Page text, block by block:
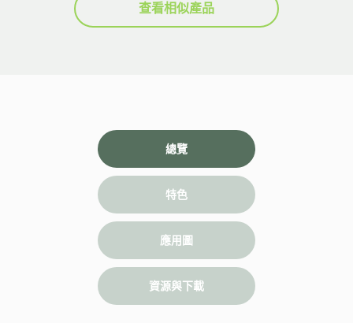
查看相似產品
總覽
特色
應用圖
資源與下載